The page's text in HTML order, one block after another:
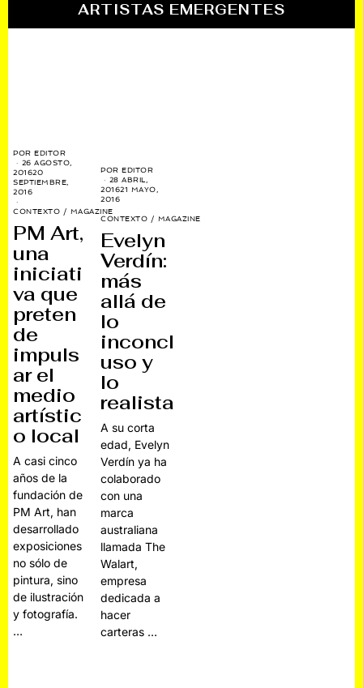
ARTISTAS EMERGENTES
POREDITOR
26 AGOSTO,
201620
SEPTIEMBRE,
2016
CONTEXTO / MAGAZINE
PM Art,
una
iniciati
va que
preten
de
impuls
ar el
medio
artístic
o local
A casi cinco
años de la
fundación de
PM Art, han
desarrollado
exposiciones
no sólo de
pintura, sino
de ilustración
y fotografía.
…
POREDITOR
28 ABRIL,
201621 MAYO,
2016
CONTEXTO / MAGAZINE
Evelyn
Verdín:
más
allá de
lo
inconcl
uso y
lo
realista
A su corta
edad, Evelyn
Verdín ya ha
colaborado
con una
marca
australiana
llamada The
Walart,
empresa
dedicada a
hacer
carteras …